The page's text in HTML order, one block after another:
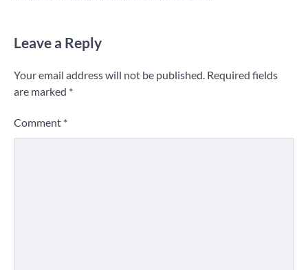
Leave a Reply
Your email address will not be published. Required fields
are marked *
Comment *